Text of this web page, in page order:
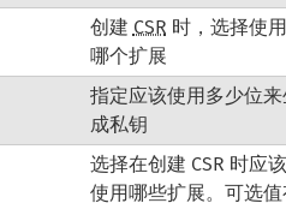
创建 CSR 时，选择使用
哪个扩展
指定应该使用多少位来
成私钥
选择在创建 CSR 时应该
使用哪些扩展。可选值